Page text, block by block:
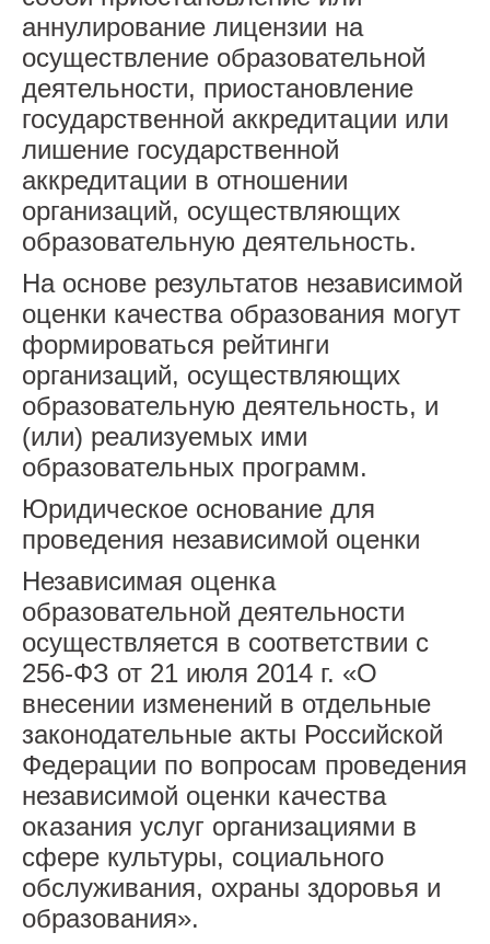
аннулирование лицензии на
осуществление образовательной
деятельности, приостановление
государственной аккредитации или
лишение государственной
аккредитации в отношении
организаций, осуществляющих
образовательную деятельность.
На основе результатов независимой
оценки качества образования могут
формироваться рейтинги
организаций, осуществляющих
образовательную деятельность, и
(или) реализуемых ими
образовательных программ.
Юридическое основание для
проведения независимой оценки
Независимая оценка
образовательной деятельности
осуществляется в соответствии с
256-ФЗ от 21 июля 2014 г. «О
внесении изменений в отдельные
законодательные акты Российской
Федерации по вопросам проведения
независимой оценки качества
оказания услуг организациями в
сфере культуры, социального
обслуживания, охраны здоровья и
образования».